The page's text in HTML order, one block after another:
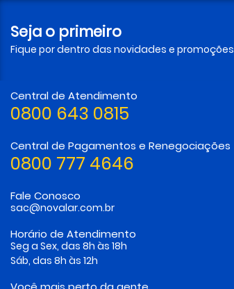
Seja o primeiro
Fique por dentro das novidades e promoções
Central de Atendimento
0800 643 0815
Central de Pagamentos e Renegociações
0800 777 4646
Fale Conosco
sac@novalar.com.br
Horário de Atendimento
Seg a Sex, das 8h às 18h
Sáb, das 8h às 12h